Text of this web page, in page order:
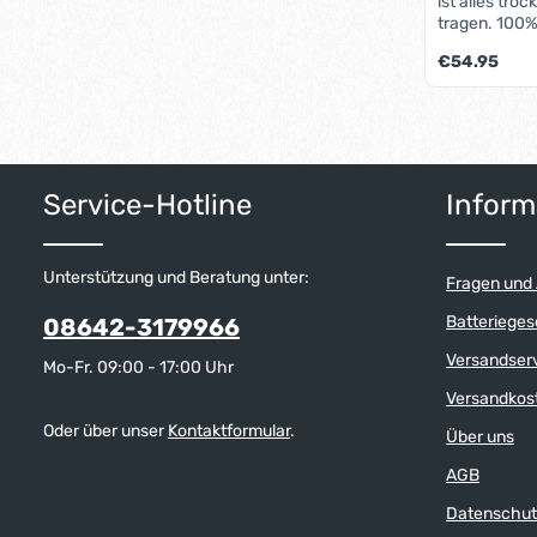
tragen. 100% wasserdichtes Material, alle
Regulärer
€54.95
Service-Hotline
Unterstützung und Beratung unter:
08642-3179966
Mo-Fr. 09:00 - 17:00 Uhr
Oder über unserKontaktformular.
Fragen
Über uns
AGB